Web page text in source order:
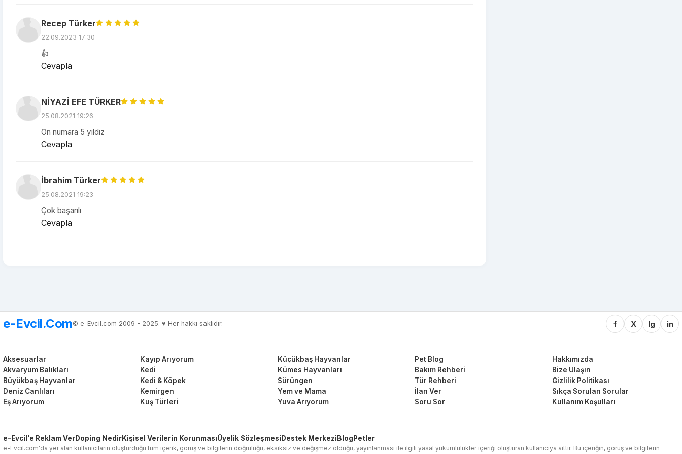
Recep Türker
22.09.2023 17:30
👍
Cevapla
NİYAZİ EFE TÜRKER
25.08.2021 19:26
On numara 5 yıldız
Cevapla
İbrahim Türker
25.08.2021 19:23
Çok başarılı
Cevapla
e-Evcil.Com© e-Evcil.com 2009 - 2025. ♥️ Her hakkı saklıdır. f X Ig in
Aksesuarlar
Akvaryum Balıkları
Büyükbaş Hayvanlar
Deniz Canlıları
Eş Arıyorum
Kayıp Arıyorum
Kedi
Kedi & Köpek
Kemirgen
Kuş Türleri
Küçükbaş Hayvanlar
Kümes Hayvanları
Sürüngen
Yem ve Mama
Yuva Arıyorum
Pet Blog
Bakım Rehberi
Tür Rehberi
İlan Ver
Soru Sor
Hakkımızda
Bize Ulaşın
Gizlilik Politikası
Sıkça Sorulan Sorular
Kullanım Koşulları
e-Evcil'e Reklam VerDoping NedirKişisel Verilerin KorunmasıÜyelik Sözleşmesi Destek Merkezi Blog Petler
e-Evcil.com'da yer alan kullanıcıların oluşturduğu tüm içerik, görüş ve bilgilerin doğruluğu, eksiksiz ve değişmez olduğu, yayınlanması ile ilgili yasal yükümlülükler içeriği oluşturan kullanıcıya aittir. Bu içeriğin, görüş ve bilgilerin